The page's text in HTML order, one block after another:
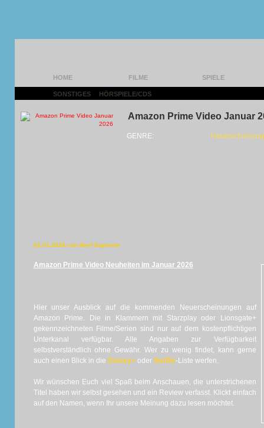
HOME FILME SPIELE
SONSTIGES HÖRSPIELE/CDS
Amazon Prime Video Januar
GENRE:
02.01.2026 von Beef Supreme
Amazon Prime Video Neuheiten im Januar 2026
Hier unser Ausblick auf die kommenden Neuerscheinungen auf
Amazon Prime. Die in Klammern mit Starzplay oder Lionsgate+
gekennzeichneten Filme/Serien sind nur auf dem kostenpflichtigen
Unterkanal verfügbar. Alle Angaben zur Verfügbarkeit
selbstverständlich ohne Gewähr. Wer zu wenig findet, kann gerne
auch einen Blick in die Disney+oder Netflix-Liste werfen.
Wir wünschen Euch viel Spaß beim Anschauen, die unterstrichenen
Titel haben wir selbst gesehen und ein Review verfasst. Klickt einfach
auf den Namen, wenn Ihr unsere Meinung dazu lesen möchtet.